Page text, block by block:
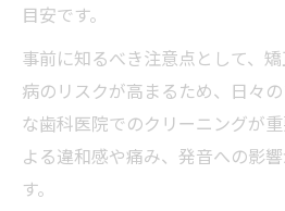
目安です。
事前に知るべき注意点として、
病のリスクが高まるため、日々
な歯科医院でのクリーニングが
よる違和感や痛み、発音への影
す。